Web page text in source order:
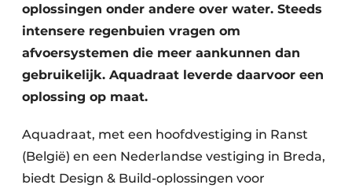
Video’s
oplossingen onder andere over water. Steeds
intensere regenbuien vragen om
afvoersystemen die meer aankunnen dan
gebruikelijk. Aquadraat leverde daarvoor een
oplossing op maat.
Aquadraat, met een hoofdvestiging in Ranst
(België) en een Nederlandse vestiging in Breda,
biedt Design & Build-oplossingen voor